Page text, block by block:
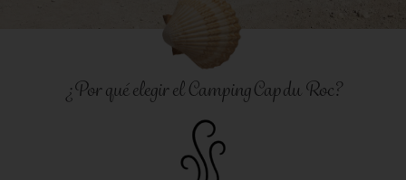
¿Por qué elegir el Camping Cap du Roc?